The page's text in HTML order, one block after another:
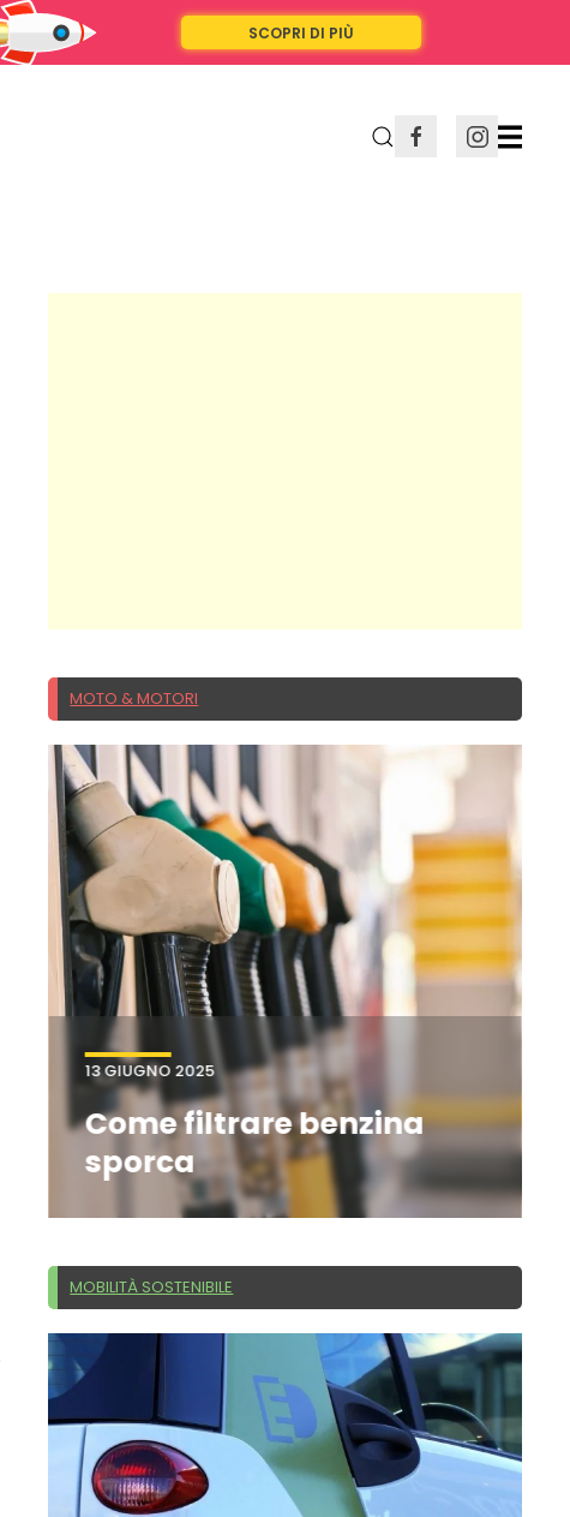
SCOPRI DI PIÙ
MOTO & MOTORI
13 GIUGNO 2025
Come filtrare benzina
sporca
MOBILITÀ SOSTENIBILE